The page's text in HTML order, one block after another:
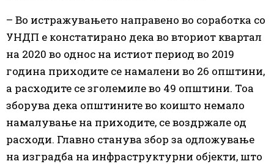
– Во истражувањето направено во соработка со
УНДП е констатирано дека во вториот квартал
на 2020 во однос на истиот период во 2019
година приходите се намалени во 26 општини,
а расходите се зголемиле во 49 општини. Тоа
зборува дека општините во коишто немало
намалување на приходите, се воздржале од
расходи. Главно станува збор за одложување
на изградба на инфраструктурни објекти, што